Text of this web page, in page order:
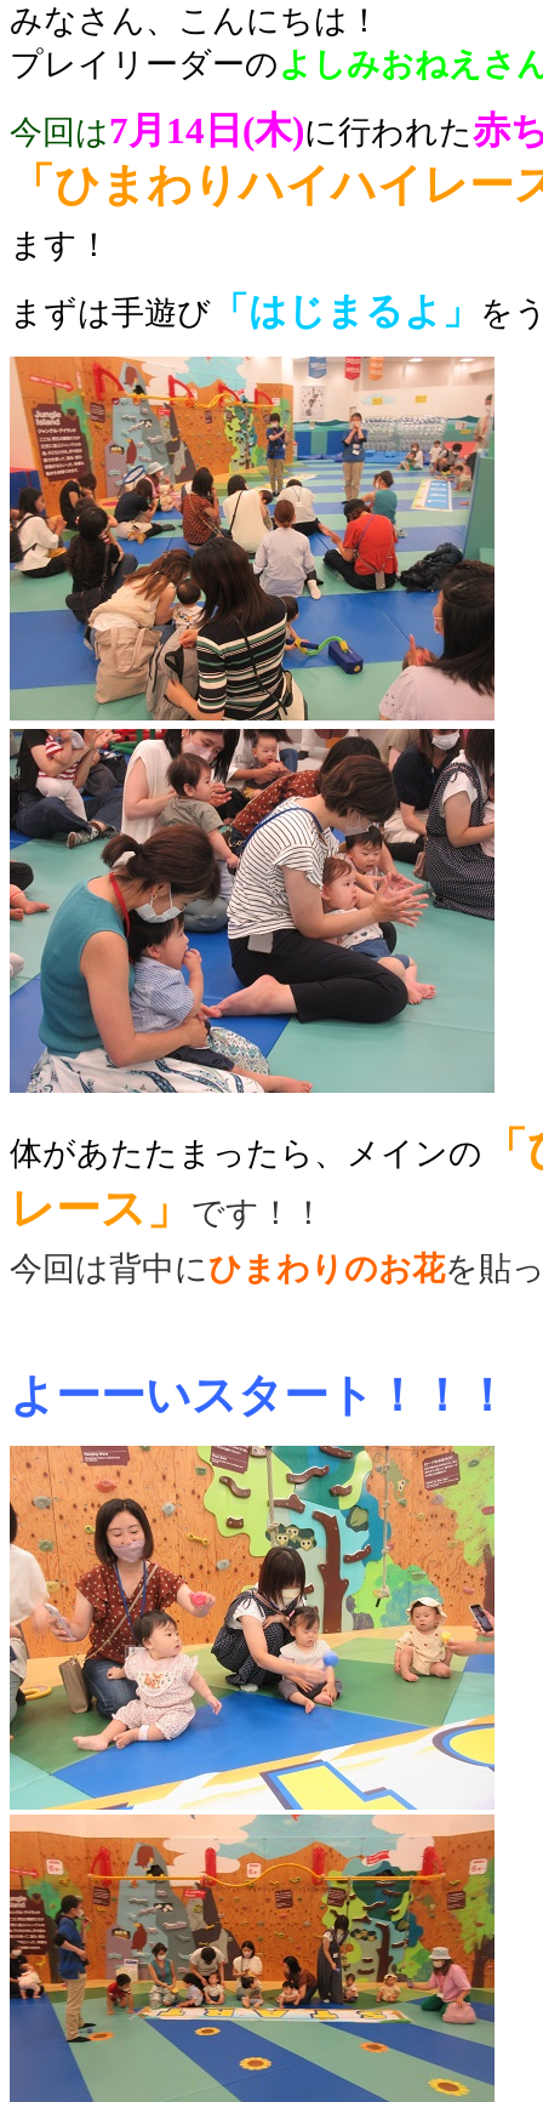
みなさん、こんにちは！
プレイリーダーのよしみおねえさ
今回は7月14日(木)に行われた赤
「ひまわりハイハイ レー
ます！
まずは手遊び 「はじまるよ」 を
体があたたまったら、メインの
レース」
です！！
今回は背中にひまわりのお花を貼
よーーいスタート！！！